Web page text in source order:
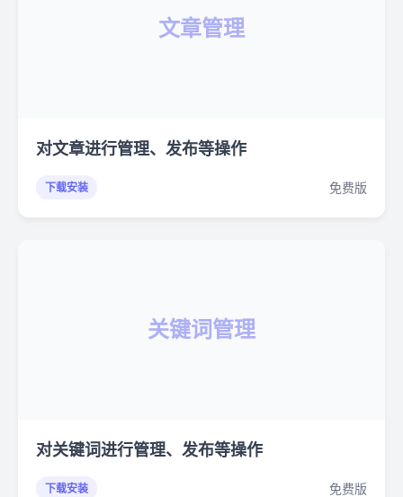
文章管理
对文章进行管理、发布等操作
下载安装 免费版
关键词管理
对关键词进行管理、发布等操作
下载安装 免费版